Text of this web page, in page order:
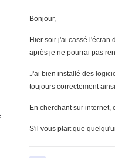
Bonjour,
Hier soir j'ai cassé l'écran
après je ne pourrai pas
J'ai bien installé des
toujours correctement
En cherchant sur
S'il vous plait que